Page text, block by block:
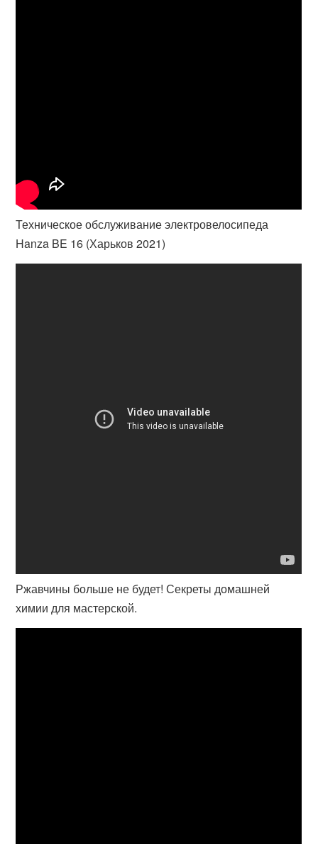
Техническое обслуживание электровелосипеда
Hanza BE 16 (Харьков 2021)
Ржавчины больше не будет! Секреты домашней
химии для мастерской.